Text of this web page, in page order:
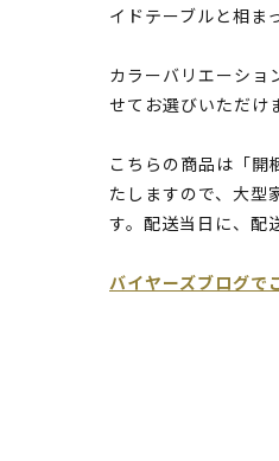
イドテーブルと相ま
カラーバリエーショ
せてお選びいただけ
こちらの商品は「開
たしますので、大型
す。配送当日に、配
バイヤーズブログで